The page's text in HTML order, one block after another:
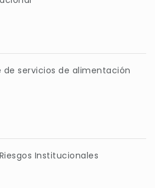
servicios de alimentación
Institucionales